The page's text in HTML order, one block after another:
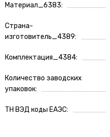
Материал_6383
Страна-
изготовитель_4389
Комплектация_4384
Количество заводских
упаковок
ТН ВЭД коды ЕАЭС